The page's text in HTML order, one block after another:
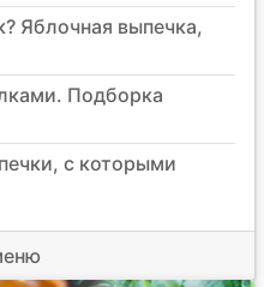
Яблочная выпечка,
Подборка
с которыми